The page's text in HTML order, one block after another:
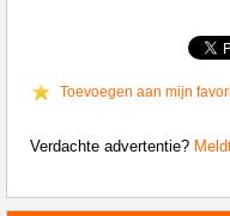
Toevoegen aan mijn
Verdachte advertentie?